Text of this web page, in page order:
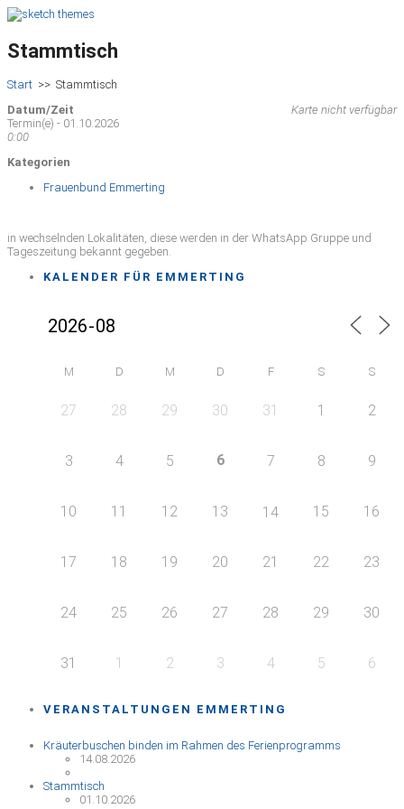
Stammtisch
Start >> Stammtisch
Karte nicht verfügbar
Datum/Zeit
Termin(e) - 01.10.2026
0:00
Kategorien
Frauenbund Emmerting
in wechselnden Lokalitäten, diese werden in der WhatsApp Gruppe und
Tageszeitung bekannt gegeben.
KALENDER FÜR EMMERTING
M D M D F S S
27 28 29 30 31 1 2
3 4 5 6 7 8 9
10 11 12 13 14 15 16
17 18 19 20 21 22 23
24 25 26 27 28 29 30
31 1 2 3 4 5 6
VERANSTALTUNGEN EMMERTING
Kräuterbuschen binden im Rahmen des Ferienprogramms
14.08.2026
Stammtisch
01.10.2026